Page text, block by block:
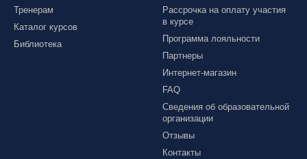
Тренерам
Каталог курсов
Библиотека
Рассрочка на оплату участия
в курсе
Программа лояльности
Партнеры
Интернет-магазин
FAQ
Сведения об образовательной
организации
Отзывы
Контакты